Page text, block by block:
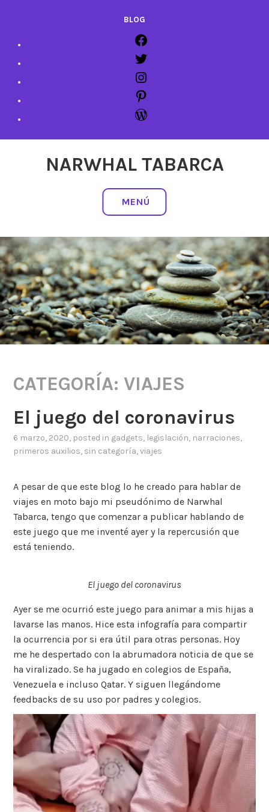
BLOG
NARWHAL TABARCA
MENÚ
CATEGORÍA:VIAJES
El juego del coronavirus
6 marzo, 2020, posted in gadgets, legislación, narraciones,
primeros auxilios, sin categoría,viajes
A pesar de que este blog lo he creado para hablar de
viajes en moto bajo mi pseudónimo de Narwhal
Tabarca, tengo que comenzar a publicar hablando de
este juego que me inventé ayer y la repercusión que
está teniendo.
El juego del coronavirus
Ayer se me ocurrió este juego para animar a mis hijas a
lavarse las manos. Hice esta infografía para compartir
la ocurrencia por si era útil para otras personas. Hoy
me he despertado con la abrumadora noticia de que se
ha viralizado. Se ha jugado en colegios de España,
Venezuela e incluso Qatar. Y siguen llegándome
feedbacks de su uso por padres y colegios.